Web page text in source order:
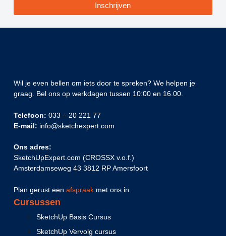
Inschrijven
Wil je even bellen om iets door te spreken? We helpen je
graag. Bel ons op werkdagen tussen 10:00 en 16.00.
Telefoon: 033 – 20 221 77
E-mail: info@sketchexpert.com
Ons adres:
SketchUpExpert.com (CROSSX v.o.f.)
Amsterdamseweg 43 3812 RP Amersfoort
Plan gerust een afspraakmet ons in.
Cursussen
SketchUp Basis Cursus
SketchUp Vervolg cursus